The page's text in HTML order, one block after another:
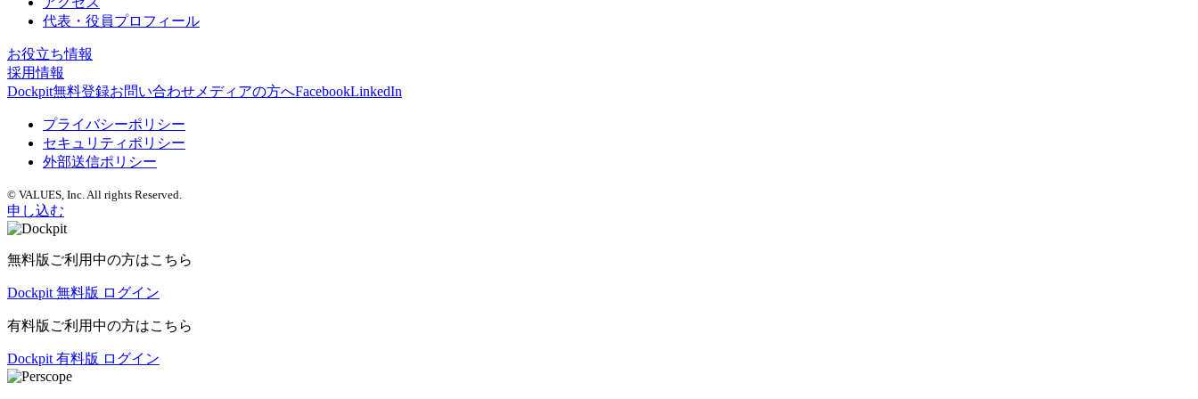
代表・役員プロフィール
お役立ち情報
採用情報
Dockpit無料登録お問い合わせ メディアの方へFacebookLinkedIn
プライバシーポリシー
セキュリティポリシー
外部送信ポリシー
© VALUES, Inc. All rights Reserved.
申し込む
無料版ご利用中の方はこちら
Dockpit 無料版 ログイン
有料版ご利用中の方はこちら
Dockpit 有料版 ログイン